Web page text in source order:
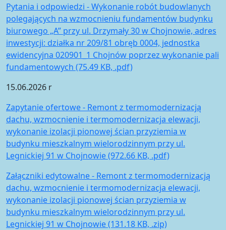
Pytania i odpowiedzi - Wykonanie robót budowlanych
polegających na wzmocnieniu fundamentów budynku
biurowego „A” przy ul. Drzymały 30 w Chojnowie, adres
inwestycji: działka nr 209/81 obręb 0004, jednostka
ewidencyjna 020901_1 Chojnów poprzez wykonanie pali
fundamentowych (75.49 KB, .pdf)
15.06.2026 r
Zapytanie ofertowe - Remont z termomodernizacją
dachu, wzmocnienie i termomodernizacja elewacji,
wykonanie izolacji pionowej ścian przyziemia w
budynku mieszkalnym wielorodzinnym przy ul.
Legnickiej 91 w Chojnowie (972.66 KB, .pdf)
Załączniki edytowalne - Remont z termomodernizacją
dachu, wzmocnienie i termomodernizacja elewacji,
wykonanie izolacji pionowej ścian przyziemia w
budynku mieszkalnym wielorodzinnym przy ul.
Legnickiej 91 w Chojnowie (131.18 KB, .zip)